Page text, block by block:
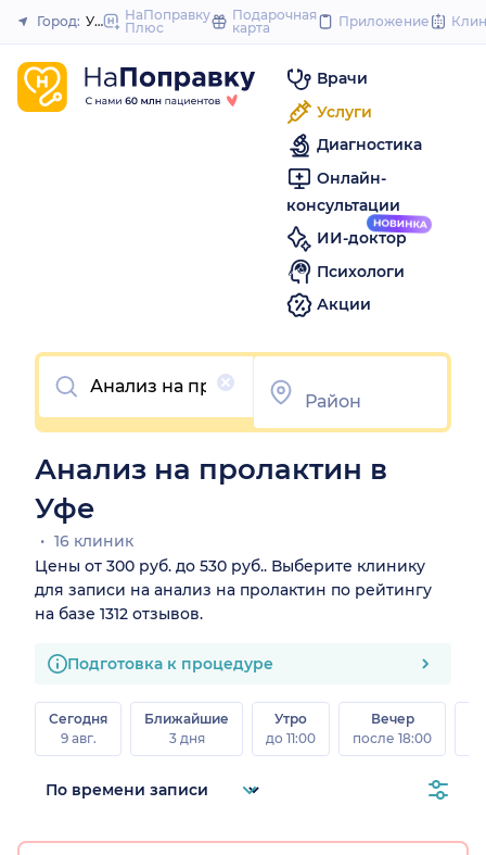
to
Закрыть
Город: Уфа
НаПоправку
Плюс
Подарочная
карта
Приложение
Врачи
Услуги
Диагностика
Онлайн-
консультации
ИИ-доктор
Психологи
Акции
Очистить
Анализ на пролактин в
Уфе
16 клиник
Цены от 300 руб. до 530 руб.. Выберите клинику
для записи на анализ на пролактин по рейтингу
на базе 1312 отзывов.
Подготовка к процедуре
Сегодня
9 авг.
Ближайшие
3 дня
Утро
до 11:00
Вечер
после 18:00